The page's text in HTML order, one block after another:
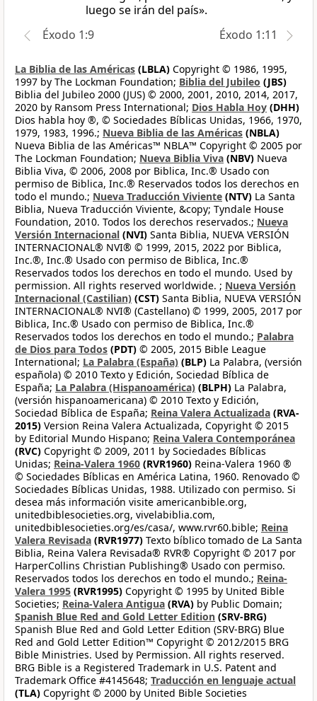
luego se irán del país».
Éxodo 1:9
Éxodo 1:11
La Biblia de las Américas (LBLA) Copyright © 1986, 1995,
1997 by The Lockman Foundation; Biblia del Jubileo (JBS)
Biblia del Jubileo 2000 (JUS) © 2000, 2001, 2010, 2014, 2017,
2020 by Ransom Press International; Dios Habla Hoy (DHH)
Dios habla hoy ®, © Sociedades Bíblicas Unidas, 1966, 1970,
1979, 1983, 1996.; Nueva Biblia de las Américas (NBLA)
Nueva Biblia de las Américas™ NBLA™ Copyright © 2005 por
The Lockman Foundation; Nueva Biblia Viva (NBV) Nueva
Biblia Viva, © 2006, 2008 por Biblica, Inc.® Usado con
permiso de Biblica, Inc.® Reservados todos los derechos en
todo el mundo.; Nueva Traducción Viviente (NTV) La Santa
Biblia, Nueva Traducción Viviente, &copy; Tyndale House
Foundation, 2010. Todos los derechos reservados.; Nueva
Versión Internacional (NVI) Santa Biblia, NUEVA VERSIÓN
INTERNACIONAL® NVI® © 1999, 2015, 2022 por Biblica,
Inc.®, Inc.® Usado con permiso de Biblica, Inc.®
Reservados todos los derechos en todo el mundo. Used by
permission. All rights reserved worldwide. ; Nueva Versión
Internacional (Castilian) (CST) Santa Biblia, NUEVA VERSIÓN
INTERNACIONAL® NVI® (Castellano) © 1999, 2005, 2017 por
Biblica, Inc.® Usado con permiso de Biblica, Inc.®
Reservados todos los derechos en todo el mundo.; Palabra
de Dios para Todos (PDT) © 2005, 2015 Bible League
International; La Palabra (España) (BLP) La Palabra, (versión
española) © 2010 Texto y Edición, Sociedad Bíblica de
España; La Palabra (Hispanoamérica) (BLPH) La Palabra,
(versión hispanoamericana) © 2010 Texto y Edición,
Sociedad Bíblica de España; Reina Valera Actualizada (RVA-
2015) Version Reina Valera Actualizada, Copyright © 2015
by Editorial Mundo Hispano; Reina Valera Contemporánea
(RVC) Copyright © 2009, 2011 by Sociedades Bíblicas
Unidas; Reina-Valera 1960 (RVR1960) Reina-Valera 1960 ®
© Sociedades Bíblicas en América Latina, 1960. Renovado ©
Sociedades Bíblicas Unidas, 1988. Utilizado con permiso. Si
desea más información visite americanbible.org,
unitedbiblesocieties.org, vivelabiblia.com,
unitedbiblesocieties.org/es/casa/, www.rvr60.bible; Reina
Valera Revisada (RVR1977) Texto bíblico tomado de La Santa
Biblia, Reina Valera Revisada® RVR® Copyright © 2017 por
HarperCollins Christian Publishing® Usado con permiso.
Reservados todos los derechos en todo el mundo.; Reina-
Valera 1995 (RVR1995) Copyright © 1995 by United Bible
Societies; Reina-Valera Antigua (RVA) by Public Domain;
Spanish Blue Red and Gold Letter Edition (SRV-BRG)
Spanish Blue Red and Gold Letter Edition (SRV-BRG) Blue
Red and Gold Letter Edition™ Copyright © 2012/2015 BRG
Bible Ministries. Used by Permission. All rights reserved.
BRG Bible is a Registered Trademark in U.S. Patent and
Trademark Office #4145648; Traducción en lenguaje actual
(TLA) Copyright © 2000 by United Bible Societies